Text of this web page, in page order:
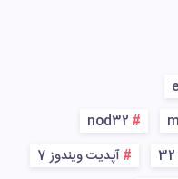
nod32
آپدیت ویندوز 7